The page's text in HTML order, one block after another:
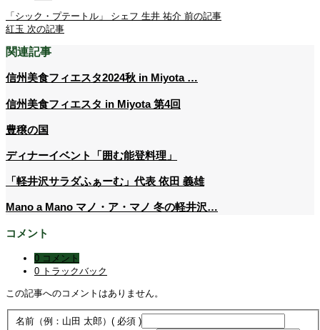
「シック・プテートル」 シェフ 生井 祐介 前の記事
紅玉 次の記事
関連記事
信州美食フィエスタ2024秋 in Miyota …
信州美食フィエスタ in Miyota 第4回
豊穣の国
ディナーイベント「囲む能登料理」
「軽井沢サラダふぁーむ」代表 依田 義雄
Mano a Mano マノ・ア・マノ 冬の軽井沢…
コメント
0 コメント
0 トラックバック
この記事へのコメントはありません。
名前（例：山田 太郎） ( 必須 )